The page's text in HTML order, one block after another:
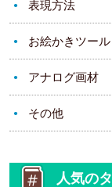
表現方法
お絵かきツール
アナログ画材
その他
人気の